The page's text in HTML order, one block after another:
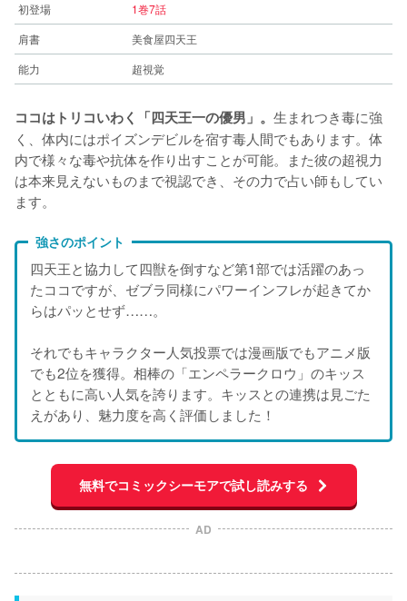
初登場
1巻7話
肩書
美食屋四天王
能力
超視覚
ココはトリコいわく「四天王一の優男」。 生まれつき毒に強
く、体内にはポイズンデビルを宿す毒人間でもあります。体
内で様々な毒や抗体を作り出すことが可能。また彼の超視力
は本来見えないものまで視認でき、その力で占い師もしてい
ます。
強さのポイント
四天王と協力して四獣を倒すなど第1部では活躍のあっ
たココですが、ゼブラ同様にパワーインフレが起きてか
らはパッとせず……。
それでもキャラクター人気投票では漫画版でもアニメ版
でも2位を獲得。相棒の「エンペラークロウ」のキッス
とともに高い人気を誇ります。キッスとの連携は見ごた
えがあり、魅力度を高く評価しました！
無料でコミックシーモアで試し読みする
AD